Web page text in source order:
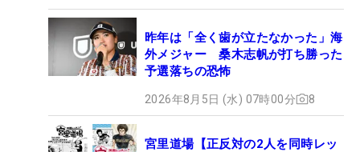
昨年は「全く歯が立たなかった」海
外メジャー 桑木志帆が打ち勝った
予選落ちの恐怖
2026年8月5日 (水) 07時00分 8
宮里道場【正反対の2人を同時レッ